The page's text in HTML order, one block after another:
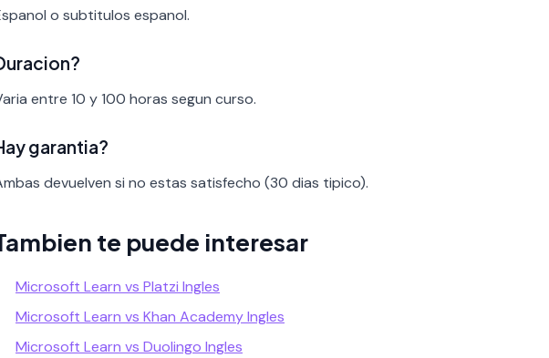
o subtitulos espanol.
entre 10 y 100 horas segun curso.
garantia?
devuelven si no estas satisfecho (30 dias tipico).
te puede interesar
Microsoft Learn vs Platzi Ingles
Microsoft Learn vs Khan Academy Ingles
Microsoft Learn vs Duolingo Ingles